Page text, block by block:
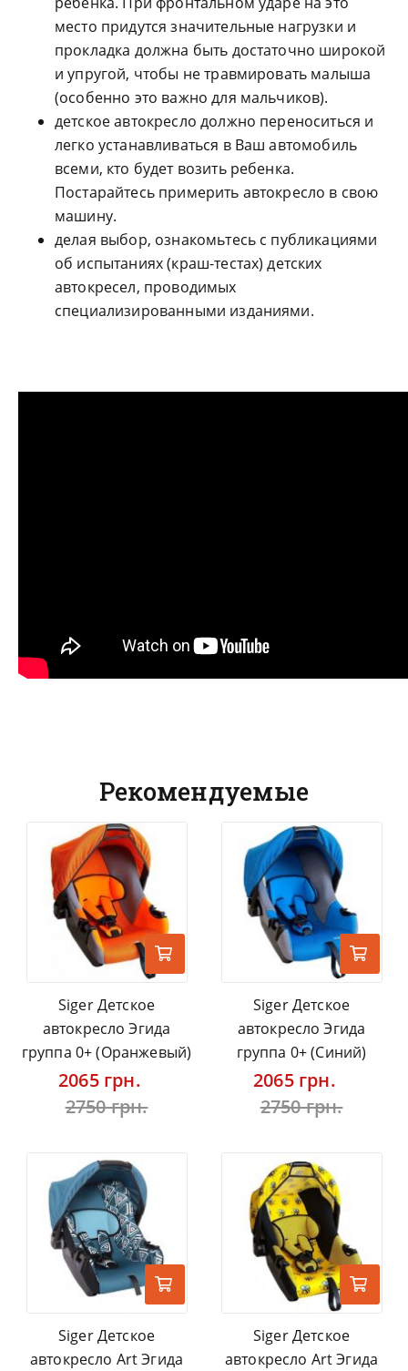
место придутся значительные нагрузки и
прокладка должна быть достаточно широкой
и упругой, чтобы не травмировать малыша
(особенно это важно для мальчиков).
детское автокресло должно переноситься и
легко устанавливаться в Ваш автомобиль
всеми, кто будет возить ребенка.
Постарайтесь примерить автокресло в свою
машину.
делая выбор, ознакомьтесь с публикациями
об испытаниях (краш-тестах) детских
автокресел, проводимых
специализированными изданиями.
Рекомендуемые
Siger Детское
автокресло Эгида
группа 0+ (Оранжевый)
2065 грн.
2750 грн.
Siger Детское
автокресло Эгида
группа 0+ (Синий)
2065 грн.
2750 грн.
Siger Детское
автокресло Art Эгида
Siger Детское
автокресло Art Эгида